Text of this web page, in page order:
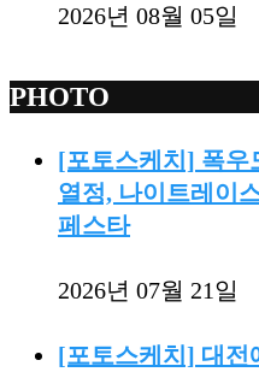
2026년 08월 05일
PHOTO
[포토스케치] 폭우
열정, 나이트레이
페스타
2026년 07월 21일
[포토스케치] 대전